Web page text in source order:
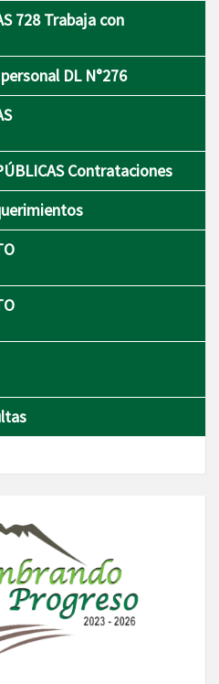
728 Trabaja con
DL N°276
Contrataciones